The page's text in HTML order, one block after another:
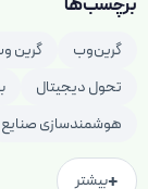
گرین‌وب گرین
تحول دیجیتال
هوشمندسازی صنایع
+بیشتر